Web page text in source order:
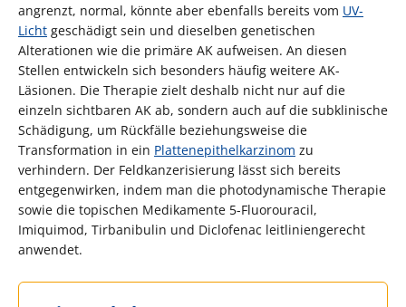
angrenzt, normal, könnte aber ebenfalls bereits vom UV-
Licht geschädigt sein und dieselben genetischen
Alterationen wie die primäre AK aufweisen. An diesen
Stellen entwickeln sich besonders häufig weitere AK-
Läsionen. Die Therapie zielt deshalb nicht nur auf die
einzeln sichtbaren AK ab, sondern auch auf die subklinische
Schädigung, um Rückfälle beziehungsweise die
Transformation in ein Plattenepithelkarzinom zu
verhindern. Der Feldkanzerisierung lässt sich bereits
entgegenwirken, indem man die photodynamische Therapie
sowie die topischen Medikamente 5-Fluorouracil,
Imiquimod, Tirbanibulin und Diclofenac leitliniengerecht
anwendet.